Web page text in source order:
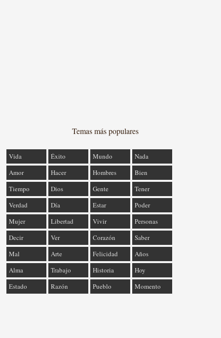
Temas más populares
Vida Éxito Mundo
Nada
Amor
Hacer Hombres
Bien
Tiempo
Dios Gente
Tener
Verdad
Día Estar
Poder
Mujer
Libertad Vivir
Personas
Decir
Ver Corazón
Saber
Mal
Arte Felicidad
Años
Alma
Trabajo Historia
Hoy
Estado
Razón Pueblo Momento